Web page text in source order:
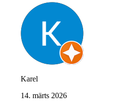
Karel
14. märts 2026